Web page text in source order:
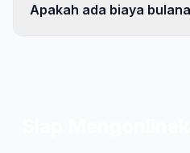
Apakah ada biaya